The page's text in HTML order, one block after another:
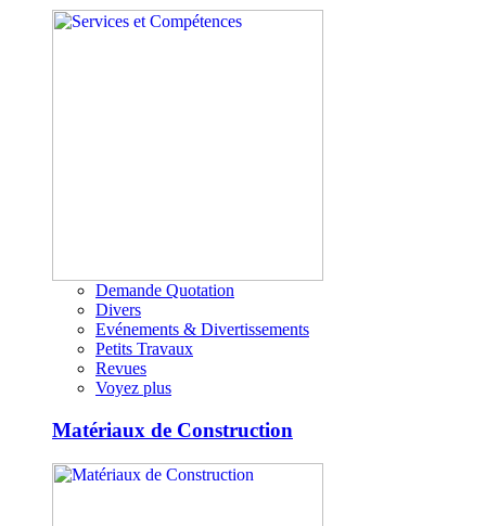
Demande Quotation
Divers
Evénements & Divertissements
Petits Travaux
Revues
Voyez plus
Matériaux de Construction